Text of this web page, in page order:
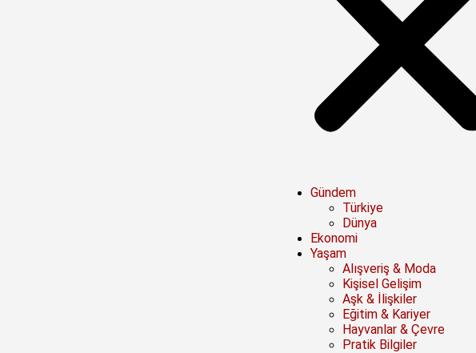
Gündem
Türkiye
Dünya
Ekonomi
Yaşam
Alışveriş & Moda
Kişisel Gelişim
Aşk & İlişkiler
Eğitim & Kariyer
Hayvanlar & Çevre
Pratik Bilgiler